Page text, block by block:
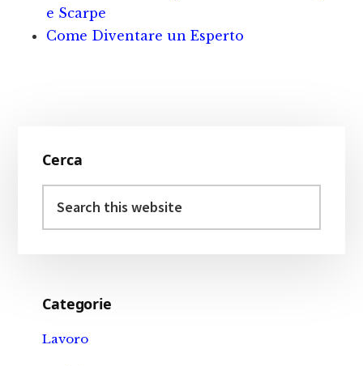
e Scarpe
Come Diventare un Esperto
Sidebar
Cerca
this
Categorie
Lavoro